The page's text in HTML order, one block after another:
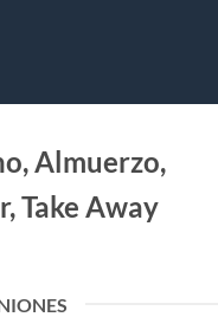
Almuerzo,
Take Away